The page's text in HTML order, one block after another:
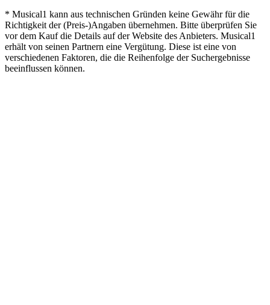
* Musical1 kann aus technischen Gründen keine Gewähr für die
Richtigkeit der (Preis-)Angaben übernehmen. Bitte überprüfen Sie
vor dem Kauf die Details auf der Website des Anbieters. Musical1
erhält von seinen Partnern eine Vergütung. Diese ist eine von
verschiedenen Faktoren, die die Reihenfolge der Suchergebnisse
beeinflussen können.